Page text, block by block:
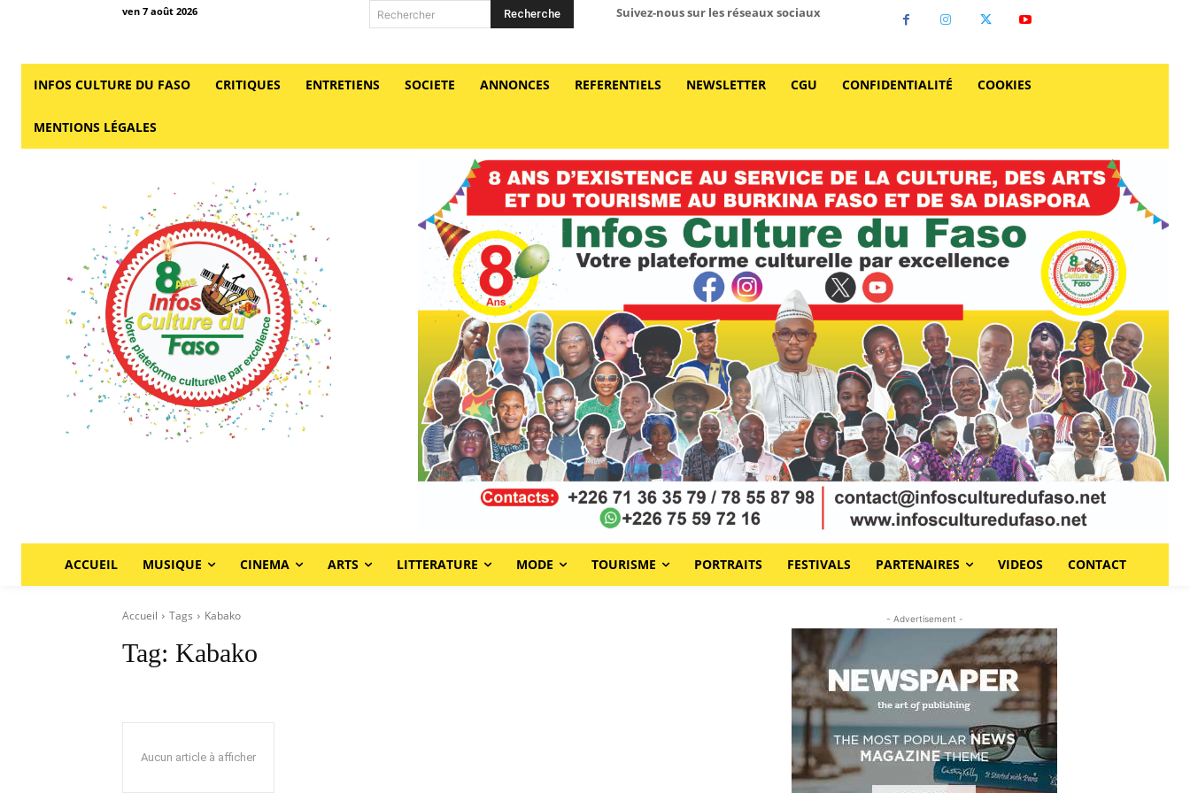
ven 7 août 2026 Rechercher Recherche Suivez-nous sur les réseaux sociaux
INFOS CULTURE DU FASO CRITIQUES ENTRETIENS SOCIETE ANNONCES REFERENTIELS NEWSLETTER CGU CONFIDENTIALITÉ COOKIES
MENTIONS LÉGALES
ACCUEIL MUSIQUE CINEMA ARTS LITTERATURE MODE TOURISME PORTRAITS FESTIVALS PARTENAIRES VIDEOS CONTACT
Accueil Tags Kabako
Tag: Kabako
Aucun article à afficher
- Advertisement -